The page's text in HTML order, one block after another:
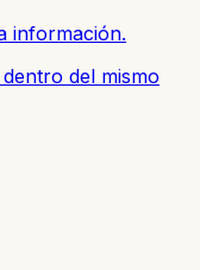
información.
del mismo